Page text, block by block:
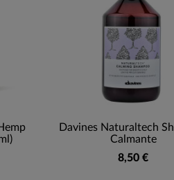
Davines Naturaltech
Calmante
8,50 €